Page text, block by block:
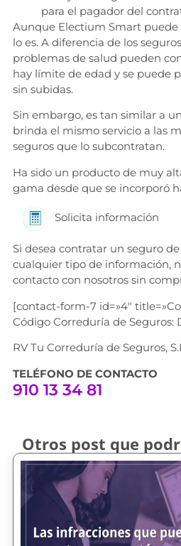
para el pagador del
Aunque Electium Smart puede
lo es. A diferencia de los
problemas de salud pueden
hay límite de edad y se puede
sin subidas.
Sin embargo, es tan similar a
brinda el mismo servicio a las
seguros que lo subcontratan.
Ha sido un producto de muy
gama desde que se incorporó
Solicita información
Si desea contratar un seguro
cualquier tipo de información,
contacto con nosotros sin
[contact-form-7 id=»4″
Código Correduría de Seguros:
RV Tu Correduría de Seguros,
TELÉFONO DE CONTACTO
910 13 34 81
Otros post que